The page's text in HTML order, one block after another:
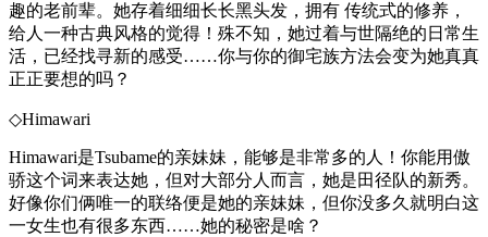
趣的老前辈。她存着细细长长黑头发，拥有 传统式的修养，
给人一种古典风格的觉得！殊不知，她过着与世隔绝的日常生
活，已经找寻新的感受……你与你的御宅族方法会变为她真真
正正要想的吗？
◇Himawari
Himawari是Tsubame的亲妹妹，能够是非常多的人！你能用傲
骄这个词来表达她，但对大部分人而言，她是田径队的新秀。
好像你们俩唯一的联络便是她的亲妹妹，但你没多久就明白这
一女生也有很多东西……她的秘密是啥？